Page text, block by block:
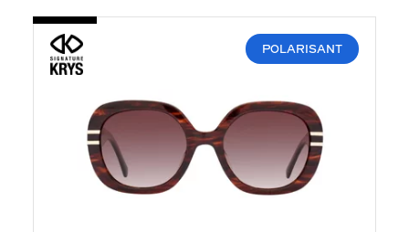
POLARISANT